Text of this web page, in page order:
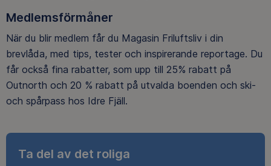
Medlemsförmåner
När du blir medlem får du Magasin Friluftsliv i din
brevlåda, med tips, tester och inspirerande reportage. Du
får också fina rabatter, som upp till 25% rabatt på
Outnorth och 20 % rabatt på utvalda boenden och ski-
och spårpass hos Idre Fjäll.
Ta del av det roliga